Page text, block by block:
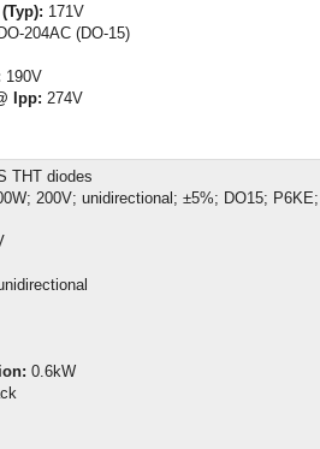
171V
DO-204AC (DO-15)
190V
Ipp: 274V
THT diodes
200V; unidirectional; ±5%; DO15;
0.6kW